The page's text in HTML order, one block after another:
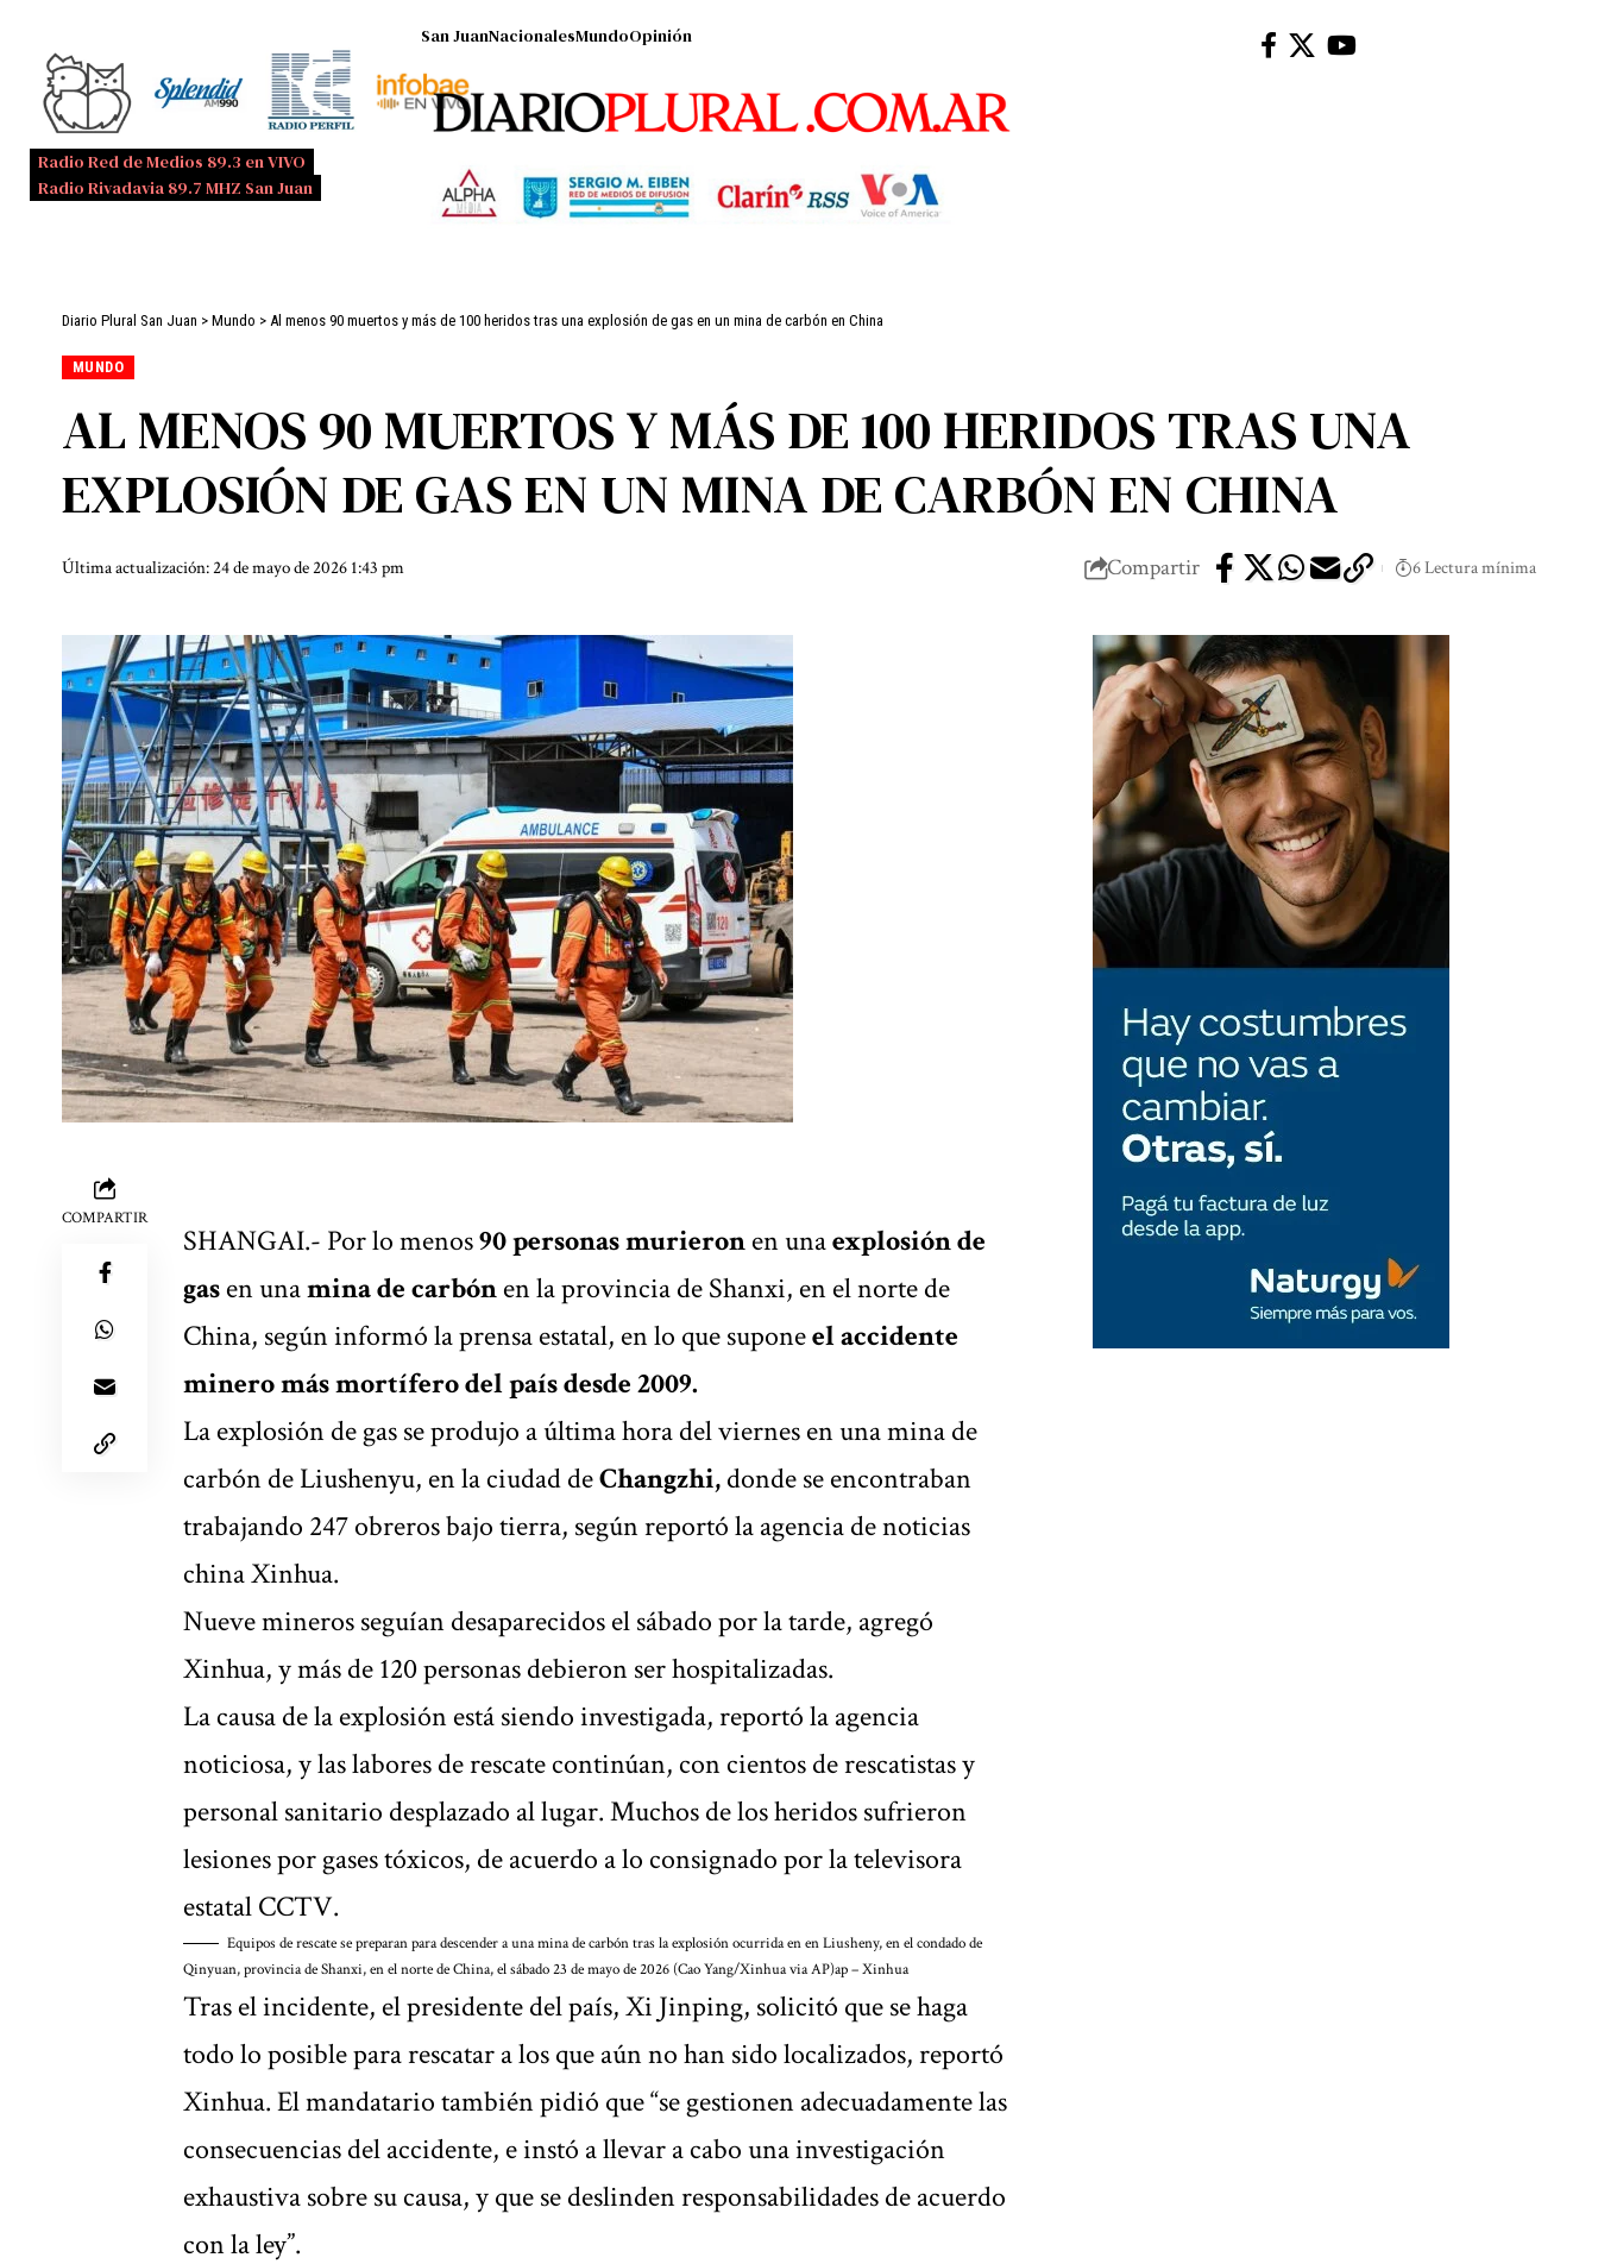
Radio Red de Medios 89.3 en VIVO
Radio Rivadavia 89.7 MHZ San Juan
San JuanNacionalesMundoOpinión
Diario Plural San Juan > Mundo > Al menos 90 muertos y más de 100 heridos tras una explosión de gas en un mina de carbón en China
MUNDO
AL MENOS 90 MUERTOS Y MÁS DE 100 HERIDOS TRAS UNA
EXPLOSIÓN DE GAS EN UN MINA DE CARBÓN EN CHINA
Última actualización: 24 de mayo de 2026 1:43 pm Compartir 6 Lectura mínima
COMPARTIR
SHANGAI.- Por lo menos90 personas murieronen unaexplosión de
gasen unamina de carbónen la provincia de Shanxi, en el norte de
China, según informó la prensa estatal, en lo que suponeel accidente
minero más mortífero del país desde 2009.
La explosión de gas se produjo a última hora del viernes en una mina de
carbón de Liushenyu, en la ciudad deChangzhi,donde se encontraban
trabajando 247 obreros bajo tierra, según reportó la agencia de noticias
china Xinhua.
Nueve mineros seguían desaparecidos el sábado por la tarde, agregó
Xinhua, y más de 120 personas debieron ser hospitalizadas.
La causa de la explosión está siendo investigada, reportó la agencia
noticiosa, y las labores de rescate continúan, con cientos de rescatistas y
personal sanitario desplazado al lugar. Muchos de los heridos sufrieron
lesiones por gases tóxicos, de acuerdo a lo consignado por la televisora
estatal CCTV.
Equipos de rescate se preparan para descender a una mina de carbón tras la explosión ocurrida en en Liusheny, en el condado de
Qinyuan, provincia de Shanxi, en el norte de China, el sábado 23 de mayo de 2026 (Cao Yang/Xinhua via AP)ap – Xinhua
Tras el incidente, el presidente del país, Xi Jinping, solicitó que se haga
todo lo posible para rescatar a los que aún no han sido localizados, reportó
Xinhua. El mandatario también pidió que “se gestionen adecuadamente las
consecuencias del accidente, e instó a llevar a cabo una investigación
exhaustiva sobre su causa, y que se deslinden responsabilidades de acuerdo
con la ley”.